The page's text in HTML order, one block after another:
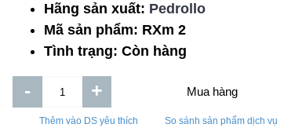
Daphovina 1HP Cột Áp Cao
So sánh sản phẩm dịch vụ
Hãng sản xuất: Pedrollo
Mã sản phẩm: RXm 2
Tình trạng: Còn hàng
- + Mua hàng
Thêm vào DS yêu thích So sánh sản phẩm dịch vụ